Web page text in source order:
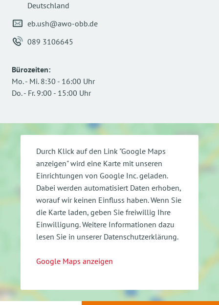
Deutschland
eb.ush@awo-obb.de
089 3106645
Bürozeiten:
Mo.- Mi. 8:30 - 16:00 Uhr
Do.- Fr. 9:00 - 15:00 Uhr
Durch Klick auf den Link "Google Maps
anzeigen" wird eine Karte mit unseren
Einrichtungen von Google Inc. geladen.
Dabei werden automatisiert Daten erhoben,
worauf wir keinen Einfluss haben. Wenn Sie
die Karte laden, geben Sie freiwillig Ihre
Einwilligung. Weitere Informationen dazu
lesen Sie in unserer Datenschutzerklärung.
Google Maps anzeigen